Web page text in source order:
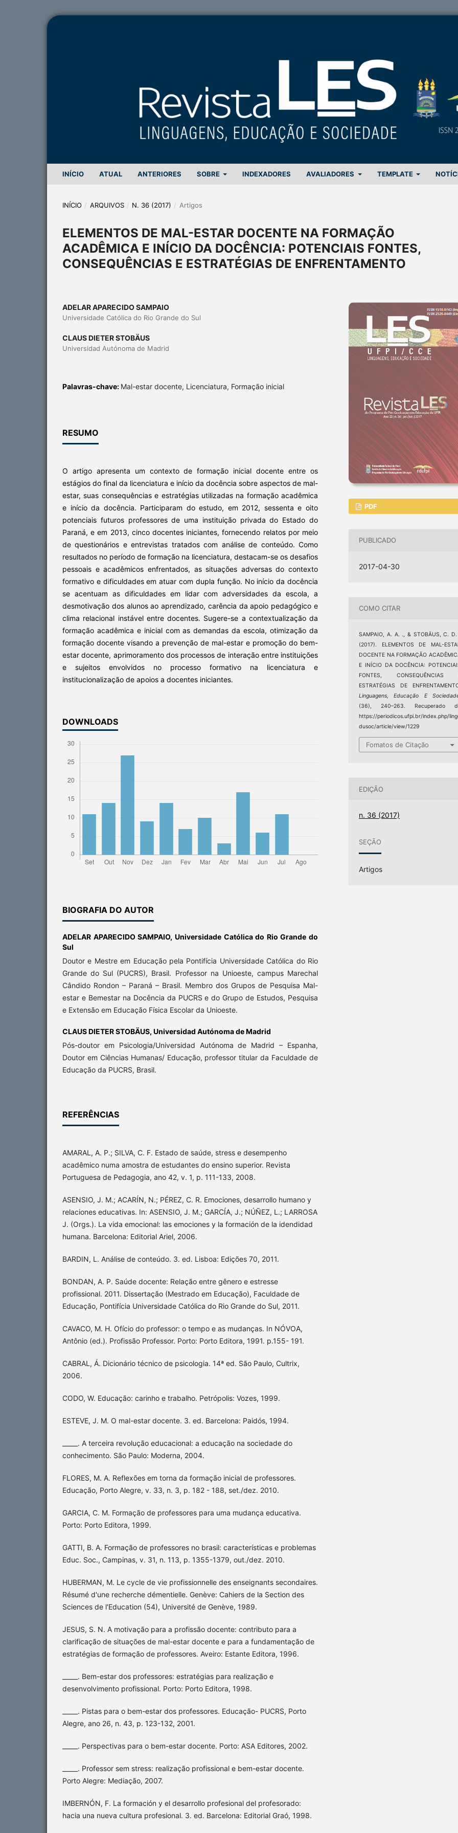
INÍCIO ATUAL ANTERIORES SOBRE INDEXADORES AVALIADORES TEMPLATE
INÍCIO / ARQUIVOS / N. 36 (2017) / Artigos
ELEMENTOS DE MAL-ESTAR DOCENTE NA FORMAÇÃO
ACADÊMICA E INÍCIO DA DOCÊNCIA: POTENCIAIS FONTES,
CONSEQUÊNCIAS E ESTRATÉGIAS DE ENFRENTAMENTO
ADELAR APARECIDO SAMPAIO
Universidade Católica do Rio Grande do Sul
CLAUS DIETER STOBÄUS
Universidad Autónoma de Madrid
Palavras-chave: Mal-estar docente, Licenciatura, Formação inicial
RESUMO
O artigo apresenta um contexto de formação inicial docente entre os
estágios do final da licenciatura e início da docência sobre aspectos de mal-
estar, suas consequências e estratégias utilizadas na formação acadêmica
e início da docência. Participaram do estudo, em 2012, sessenta e oito
potenciais futuros professores de uma instituição privada do Estado do
Paraná, e em 2013, cinco docentes iniciantes, fornecendo relatos por meio
de questionários e entrevistas tratados com análise de conteúdo. Como
resultados no período de formação na licenciatura, destacam-se os desafios
pessoais e acadêmicos enfrentados, as situações adversas do contexto
formativo e dificuldades em atuar com dupla função. No início da docência
se acentuam as dificuldades em lidar com adversidades da escola, a
desmotivação dos alunos ao aprendizado, carência da apoio pedagógico e
clima relacional instável entre docentes. Sugere-se a contextualização da
formação acadêmica e inicial com as demandas da escola, otimização da
formação docente visando a prevenção de mal-estar e promoção do bem-
estar docente, aprimoramento dos processos de interação entre instituições
e sujeitos envolvidos no processo formativo na licenciatura e
institucionalização de apoios a docentes iniciantes.
DOWNLOADS
BIOGRAFIA DO AUTOR
ADELAR APARECIDO SAMPAIO, Universidade Católica do Rio Grande do
Sul
Doutor e Mestre em Educação pela Pontifícia Universidade Católica do Rio
Grande do Sul (PUCRS), Brasil. Professor na Unioeste, campus Marechal
Cândido Rondon – Paraná – Brasil. Membro dos Grupos de Pesquisa Mal-
estar e Bemestar na Docência da PUCRS e do Grupo de Estudos, Pesquisa
e Extensão em Educação Física Escolar da Unioeste.
CLAUS DIETER STOBÄUS, Universidad Autónoma de Madrid
Pós-doutor em Psicologia/Universidad Autónoma de Madrid – Espanha,
Doutor em Ciências Humanas/ Educação, professor titular da Faculdade de
Educação da PUCRS, Brasil.
REFERÊNCIAS
AMARAL, A. P.; SILVA, C. F. Estado de saúde, stress e desempenho
acadêmico numa amostra de estudantes do ensino superior. Revista
Portuguesa de Pedagogia, ano 42, v. 1, p. 111-133, 2008.
ASENSIO, J. M.; ACARÍN, N.; PÉREZ, C. R. Emociones, desarrollo humano y
relaciones educativas. In: ASENSIO, J. M.; GARCÍA, J.; NÚÑEZ, L.; LARROSA
J. (Orgs.). La vida emocional: las emociones y la formación de la idendidad
humana. Barcelona: Editorial Ariel, 2006.
BARDIN, L. Análise de conteúdo. 3. ed. Lisboa: Edições 70, 2011.
BONDAN, A. P. Saúde docente: Relação entre gênero e estresse
profissional. 2011. Dissertação (Mestrado em Educação), Faculdade de
Educação, Pontifícia Universidade Católica do Rio Grande do Sul, 2011.
CAVACO, M. H. Ofício do professor: o tempo e as mudanças. In NÓVOA,
Antônio (ed.). Profissão Professor. Porto: Porto Editora, 1991. p.155- 191.
CABRAL, Á. Dicionário técnico de psicologia. 14ª ed. São Paulo, Cultrix,
2006.
CODO, W. Educação: carinho e trabalho. Petrópolis: Vozes, 1999.
ESTEVE, J. M. O mal-estar docente. 3. ed. Barcelona: Paidós, 1994.
_____. A terceira revolução educacional: a educação na sociedade do
conhecimento. São Paulo: Moderna, 2004.
FLORES, M. A. Reflexões em torna da formação inicial de professores.
Educação, Porto Alegre, v. 33, n. 3, p. 182 - 188, set./dez. 2010.
GARCIA, C. M. Formação de professores para uma mudança educativa.
Porto: Porto Editora, 1999.
GATTI, B. A. Formação de professores no brasil: características e problemas
Educ. Soc., Campinas, v. 31, n. 113, p. 1355-1379, out./dez. 2010.
HUBERMAN, M. Le cycle de vie profissionnelle des enseignants secondaires.
Résumé d'une recherche démentielle. Genève: Cahiers de la Section des
Sciences de l'Education (54), Université de Genève, 1989.
JESUS, S. N. A motivação para a profissão docente: contributo para a
clarificação de situações de mal-estar docente e para a fundamentação de
estratégias de formação de professores. Aveiro: Estante Editora, 1996.
_____. Bem-estar dos professores: estratégias para realização e
desenvolvimento profissional. Porto: Porto Editora, 1998.
_____. Pistas para o bem-estar dos professores. Educação- PUCRS, Porto
Alegre, ano 26, n. 43, p. 123-132, 2001.
_____. Perspectivas para o bem-estar docente. Porto: ASA Editores, 2002.
_____. Professor sem stress: realização profissional e bem-estar docente.
Porto Alegre: Mediação, 2007.
IMBERNÓN, F. La formación y el desarrollo profesional del profesorado:
hacia una nueva cultura profesional. 3. ed. Barcelona: Editorial Graó, 1998.
PDF
PUBLICADO
2017-04-30
COMO CITAR
SAMPAIO, A. A. ., & STOBÄUS, C.
(2017). ELEMENTOS DE MAL-
DOCENTE NA FORMAÇÃO
E INÍCIO DA DOCÊNCIA:
FONTES, CONSEQUÊNCIAS
ESTRATÉGIAS DE
Linguagens, Educação E
(36), 240–263. Recuperado
https://periodicos.ufpi.br/index.php/
dusoc/article/view/1229
Fomatos de Citação
EDIÇÃO
n. 36 (2017)
SEÇÃO
Artigos